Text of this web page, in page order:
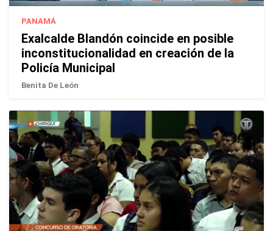
PANAMÁ
Exalcalde Blandón coincide en posible
inconstitucionalidad en creación de la
Policía Municipal
Benita De León